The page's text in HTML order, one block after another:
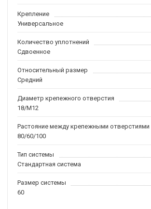
Крепление
Универсальное
Количество уплотнений
Сдвоенное
Относительный размер
Средний
Диаметр крепежного отверстия
18/M12
Растояние между крепежными отверстиями
80/60/100
Тип системы
Стандартная система
Размер системы
60